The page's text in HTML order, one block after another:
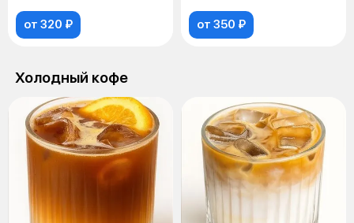
от 320 ₽ от 350 ₽
Холодный кофе